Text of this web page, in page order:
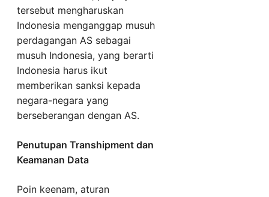
tersebut mengharuskan
Indonesia menganggap musuh
perdagangan AS sebagai
musuh Indonesia, yang berarti
Indonesia harus ikut
memberikan sanksi kepada
negara-negara yang
berseberangan dengan AS.
Penutupan Transhipment dan
Keamanan Data
Poin keenam, aturan